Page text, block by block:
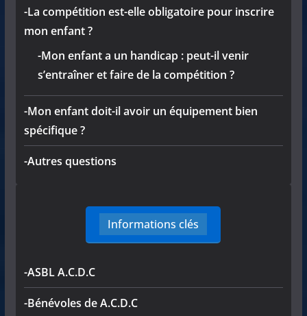
-La compétition est-elle obligatoire pour inscrire
mon enfant ?
-Mon enfant a un handicap : peut-il venir
s’entraîner et faire de la compétition ?
-Mon enfant doit-il avoir un équipement bien
spécifique ?
-Autres questions
Informations clés
-ASBL A.C.D.C
-Bénévoles de A.C.D.C